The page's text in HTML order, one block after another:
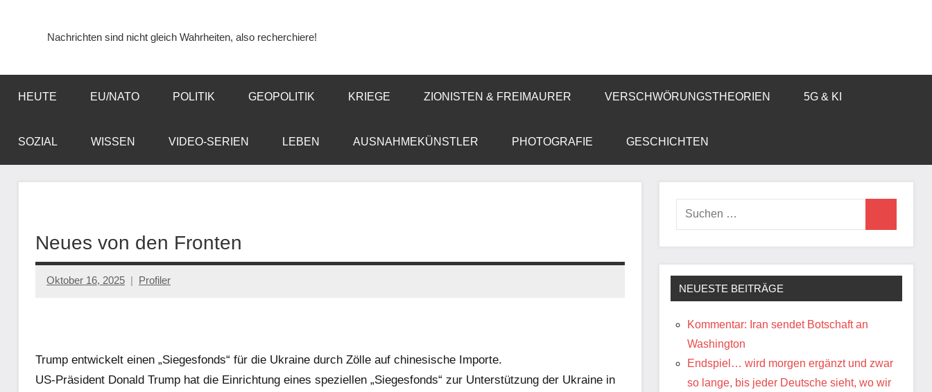
Nachrichten sind nicht gleich Wahrheiten, also recherchiere!
HEUTE EU/NATO POLITIK GEOPOLITIK KRIEGE ZIONISTEN & FREIMAURER VERSCHWÖRUNGSTHEORIEN 5G & KI
SOZIAL WISSEN VIDEO-SERIEN LEBEN AUSNAHMEKÜNSTLER PHOTOGRAFIE GESCHICHTEN
Neues von den Fronten
Oktober 16, 2025 Profiler
Keine
Trump entwickelt einen „Siegesfonds“ für die Ukraine durch Zölle auf chinesische Importe.
US-Präsident Donald Trump hat die Einrichtung eines speziellen „Siegesfonds“ zur Unterstützung der Ukraine in
Suchen
nach:
NEUESTE BEITRÄGE
Kommentar: Iran sendet Botschaft an
Washington
Endspiel… wird morgen ergänzt und zwar
so lange, bis jeder Deutsche sieht, wo wir